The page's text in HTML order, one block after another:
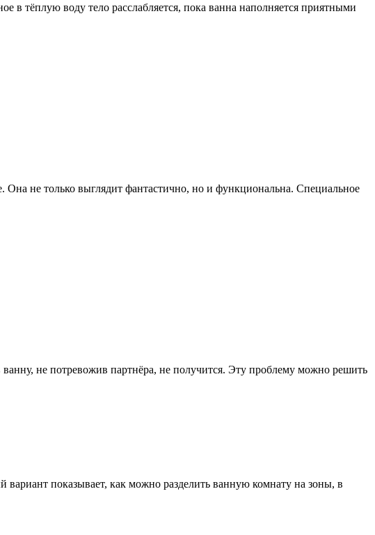
в тёплую воду тело расслабляется, пока ванна наполняется приятными
Она не только выглядит фантастично, но и функциональна. Специальное
ванну, не потревожив партнёра, не получится. Эту проблему можно решить
показывает, как можно разделить ванную комнату на зоны, в